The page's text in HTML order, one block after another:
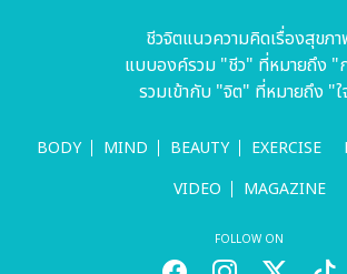
ชีวจิตแนวความคิดเรื่องสุขภ
แบบองค์รวม "ชีว" ที่หมายถึง "
รวมเข้ากับ "จิต" ที่หมายถึง "
BODY MIND BEAUTY EXERCISE
VIDEO
MAGAZINE
FOLLOW ON